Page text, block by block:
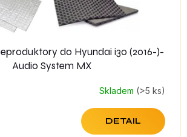
do Hyundai i30 (2016-)-
Audio System MX
Skladem (>5 ks)
DETAIL